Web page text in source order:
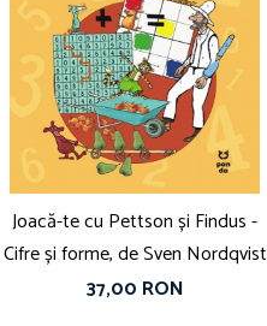
Joacă-te cu Pettson și Findus -
Cifre și forme, de Sven Nordqvist
37,00 RON